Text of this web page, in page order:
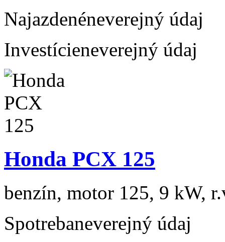
Najazdenéneverejný údaj
Investícieneverejný údaj
Honda PCX 125
benzín, motor 125, 9 kW,
Spotrebaneverejný údaj